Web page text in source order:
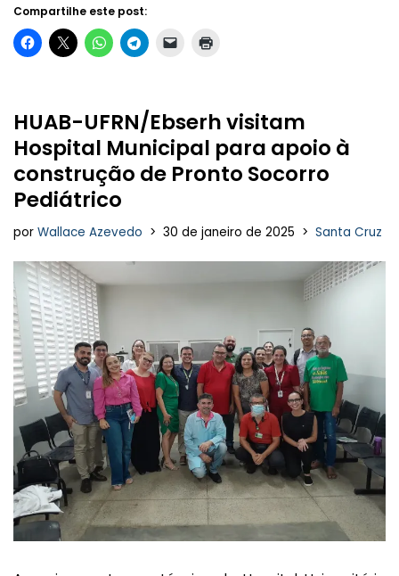
Compartilhe este post:
HUAB-UFRN/Ebserh visitam
Hospital Municipal para apoio à
construção de Pronto Socorro
Pediátrico
por Wallace Azevedo 30 de janeiro de 2025 Santa Cruz